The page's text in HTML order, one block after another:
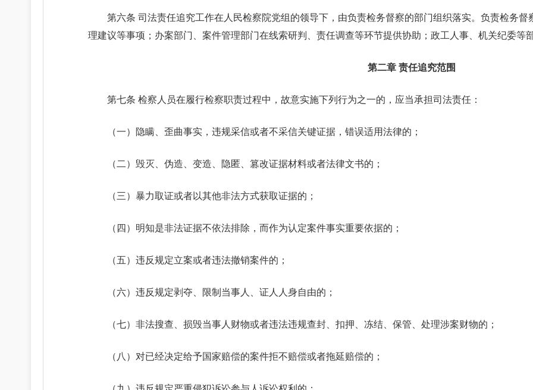
第六条 司法责任追究工作在人民检察院党组的领导下，由负责检务督察的部门组织落实。负责检务
理建议等事项；办案部门、案件管理部门在线索研判、责任调查等环节提供协助；政工人事、机关纪委等
第二章 责任追究范围
第七条 检察人员在履行检察职责过程中，故意实施下列行为之一的，应当承担司法责任：
（一）隐瞒、歪曲事实，违规采信或者不采信关键证据，错误适用法律的；
（二）毁灭、伪造、变造、隐匿、篡改证据材料或者法律文书的；
（三）暴力取证或者以其他非法方式获取证据的；
（四）明知是非法证据不依法排除，而作为认定案件事实重要依据的；
（五）违反规定立案或者违法撤销案件的；
（六）违反规定剥夺、限制当事人、证人人身自由的；
（七）非法搜查、损毁当事人财物或者违法违规查封、扣押、冻结、保管、处理涉案财物的；
（八）对已经决定给予国家赔偿的案件拒不赔偿或者拖延赔偿的；